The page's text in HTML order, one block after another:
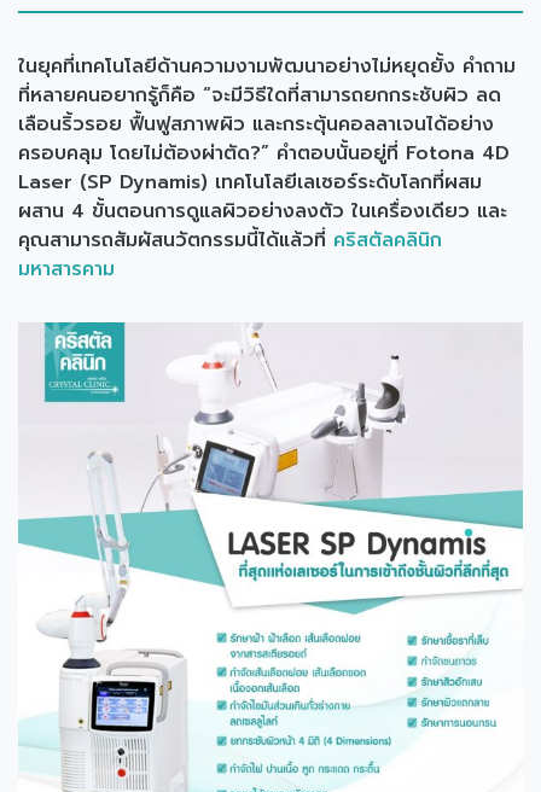
ในยุคที่เทคโนโลยีด้านความงามพัฒนาอย่างไม่หยุดยั้ง คำถาม
ที่หลายคนอยากรู้ก็คือ “จะมีวิธีใดที่สามารถยกกระชับผิว ลด
เลือนริ้วรอย ฟื้นฟูสภาพผิว และกระตุ้นคอลลาเจนได้อย่าง
ครอบคลุม โดยไม่ต้องผ่าตัด?” คำตอบนั้นอยู่ที่ Fotona 4D
Laser (SP Dynamis) เทคโนโลยีเลเซอร์ระดับโลกที่ผสม
ผสาน 4 ขั้นตอนการดูแลผิวอย่างลงตัว ในเครื่องเดียว และ
คุณสามารถสัมผัสนวัตกรรมนี้ได้แล้วที่ คริสตัลคลินิก
มหาสารคาม